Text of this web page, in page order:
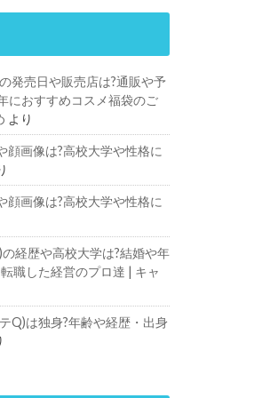
発売日や販売店は?通販や予
におすすめコスメ福袋のご
より
顔画像は?高校大学や性格に
顔画像は?高校大学や性格に
経歴や高校大学は?結婚や年
職した経営のプロ達 | キャ
Q)は独身?年齢や経歴・出身